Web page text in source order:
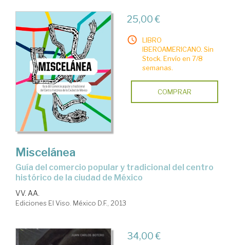
25,00 €
LIBRO
IBEROAMERICANO. Sin
Stock. Envío en 7/8
semanas.
COMPRAR
Miscelánea
guía del comercio popular y tradicional del centro
histórico de la ciudad de México
VV. AA.
Ediciones El Viso. México D.F., 2013
34,00 €